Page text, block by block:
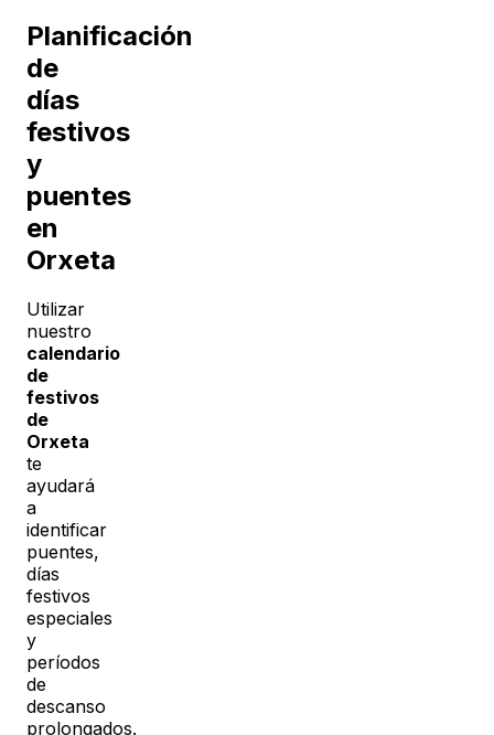
Planificación
de
días
festivos
y
puentes
en
Orxeta
Utilizar
nuestro
calendario
de
festivos
de
Orxeta
te
ayudará
a
identificar
puentes,
días
festivos
especiales
y
períodos
de
descanso
prolongados.